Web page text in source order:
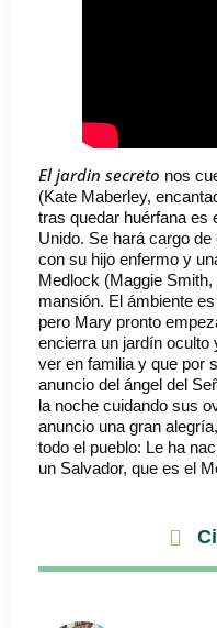
El jardin secreto nos
(Kate Maberley,
tras quedar huérfana es
Unido. Se hará cargo
con su hijo enfermo y
Medlock (Maggie
mansión. El ámbiente
pero Mary pronto
encierra un jardín
ver en familia y que por
anuncio del ángel del
la noche cuidando sus
anuncio una gran
todo el pueblo: Le ha
un Salvador, que es el